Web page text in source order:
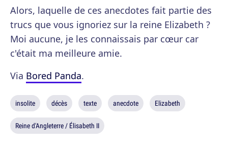
Alors, laquelle de ces anecdotes fait partie des
trucs que vous ignoriez sur la reine Elizabeth ?
Moi aucune, je les connaissais par cœur car
c'était ma meilleure amie.
Via Bored Panda.
insolite décès texte anecdote Elizabeth
Reine d'Angleterre / Élisabeth II